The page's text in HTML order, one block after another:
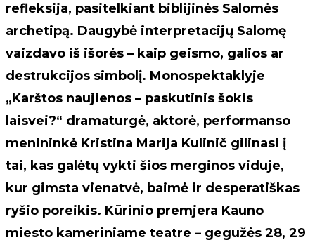
refleksija, pasitelkiant biblijinės Salomės
archetipą. Daugybė interpretacijų Salomę
vaizdavo iš išorės – kaip geismo, galios ar
destrukcijos simbolį. Monospektaklyje
„Karštos naujienos – paskutinis šokis
laisvei?“ dramaturgė, aktorė, performanso
menininkė Kristina Marija Kulinič gilinasi į
tai, kas galėtų vykti šios merginos viduje,
kur gimsta vienatvė, baimė ir desperatiškas
ryšio poreikis. Kūrinio premjera Kauno
miesto kameriniame teatre – gegužės 28, 29